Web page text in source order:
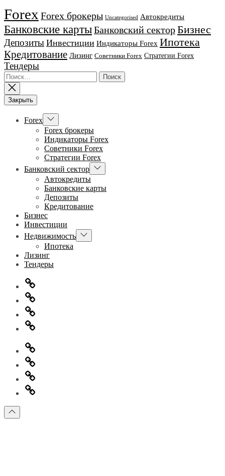
Forex Forex брокеры Uncategorised Автокредиты
Банковские картыБанковский секторБизнес
Депозиты Инвестиции Индикаторы Forex Ипотека
Кредитование Лизинг Советники Forex Стратегии Forex
Тендеры
Найти:
Закрыть
Forex Показывать
подменю
Forex брокеры
Индикаторы Forex
Советники Forex
Стратегии Forex
Банковский сектор Показывать
подменю
Автокредиты
Банковские карты
Депозиты
Кредитование
Бизнес
Инвестиции
Недвижимость Показывать
подменю
Ипотека
Лизинг
Тендеры
Главная
Информация
для
правообладателей
Обратная
связь
Политика
конфиденциальности
Главная
Информация
для
правообладателей
Обратная
связь
Политика
конфиденциальности